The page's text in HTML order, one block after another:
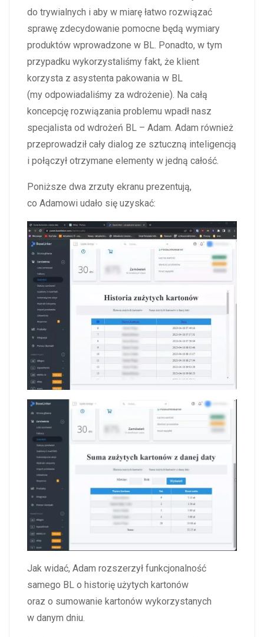
do trywialnych i aby w miarę łatwo rozwiązać
sprawę zdecydowanie pomocne będą wymiary
produktów wprowadzone w BL. Ponadto, w tym
przypadku wykorzystaliśmy fakt, że klient
korzysta z asystenta pakowania w BL
(my odpowiadaliśmy za wdrożenie). Na całą
koncepcję rozwiązania problemu wpadł nasz
specjalista od wdrożeń BL – Adam. Adam również
przeprowadził cały dialog ze sztuczną inteligencją
i połączył otrzymane elementy w jedną całość.
Poniższe dwa zrzuty ekranu prezentują,
co Adamowi udało się uzyskać:
Jak widać, Adam rozszerzył funkcjonalność
samego BL o historię użytych kartonów
oraz o sumowanie kartonów wykorzystanych
w danym dniu.